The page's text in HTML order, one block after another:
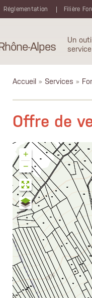
Réglementation Filière
Alpes
Un
Accueil » Services »
Offre de
+
−